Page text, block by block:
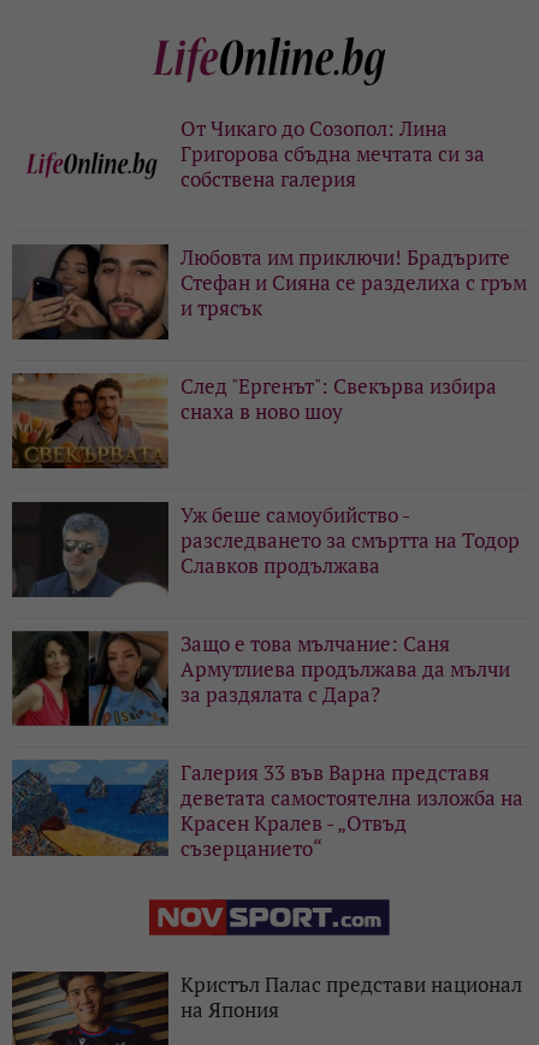
От Чикаго до Созопол: Лина
Григорова сбъдна мечтата си за
собствена галерия
Любовта им приключи! Брадърите
Стефан и Сияна се разделиха с гръм
и трясък
След "Ергенът": Свекърва избира
снаха в ново шоу
Уж беше самоубийство -
разследването за смъртта на Тодор
Славков продължава
Защо е това мълчание: Саня
Армутлиева продължава да мълчи
за раздялата с Дара?
Галерия 33 във Варна представя
деветата самостоятелна изложба на
Красен Кралев - „Отвъд
съзерцанието“
Кристъл Палас представи национал
на Япония